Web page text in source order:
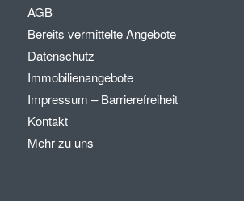
AGB
Bereits vermittelte Angebote
Datenschutz
Immobilienangebote
Impressum – Barrierefreiheit
Kontakt
Mehr zu uns